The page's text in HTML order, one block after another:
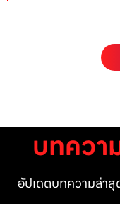
บทควา
อัปเดตบทความล่าสุ